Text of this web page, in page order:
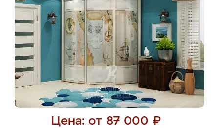
Цена: от 87 000 ₽